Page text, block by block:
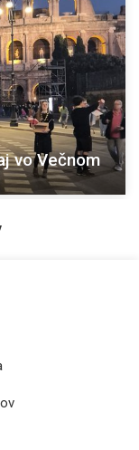
vo Večnom
takmer 200